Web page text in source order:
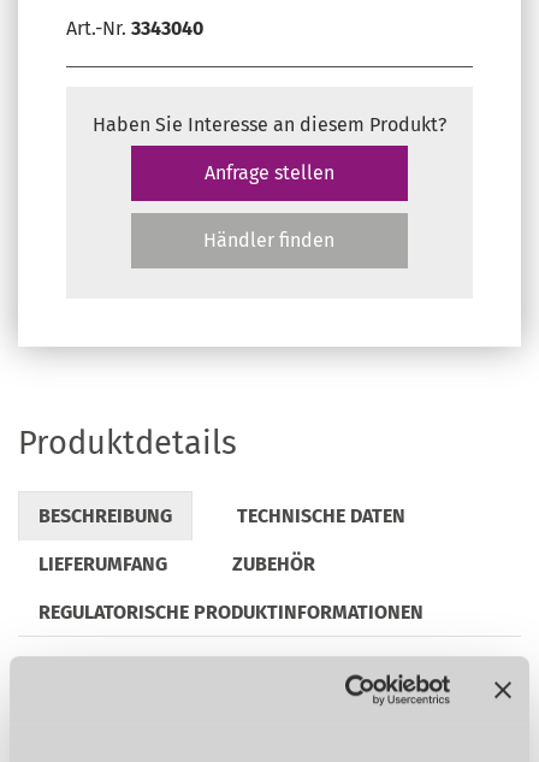
Art.-Nr. 3343040
Haben Sie Interesse an diesem Produkt?
Anfrage stellen
Händler finden
Produktdetails
BESCHREIBUNG TECHNISCHE DATEN
LIEFERUMFANG ZUBEHÖR
REGULATORISCHE PRODUKTINFORMATIONEN